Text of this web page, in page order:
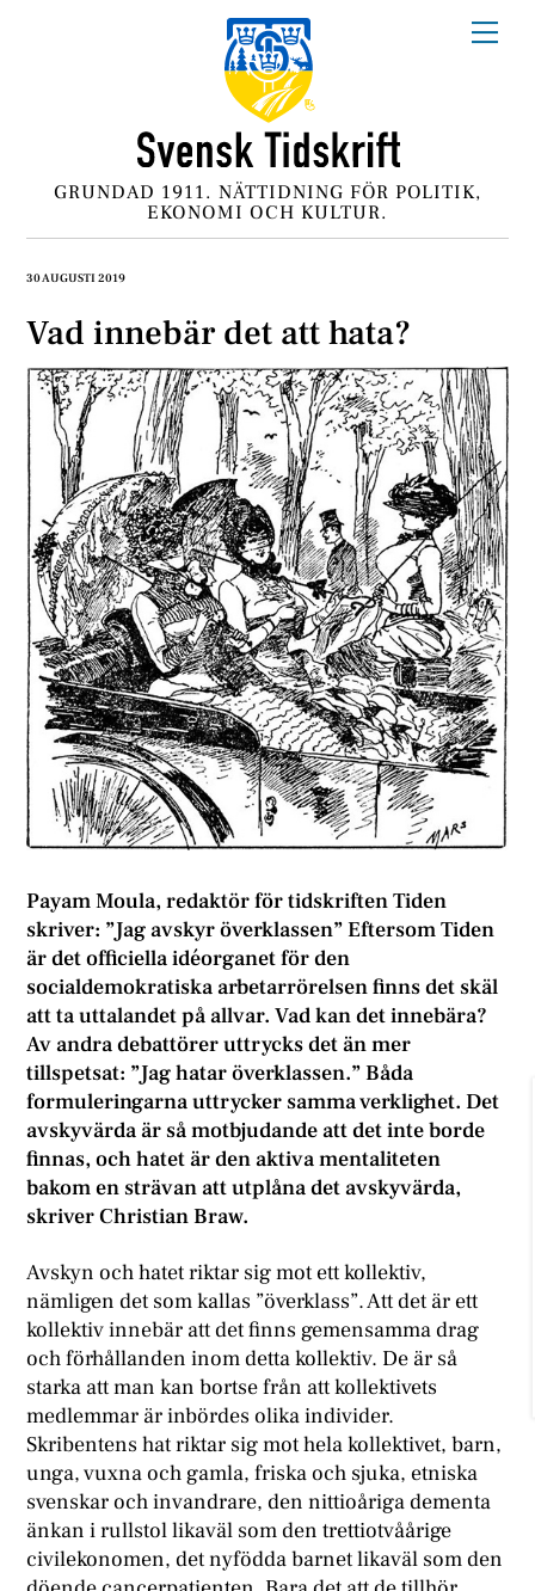
GRUNDAD 1911. NÄTTIDNING FÖR POLITIK,
EKONOMI OCH KULTUR.
30 AUGUSTI 2019
Vad innebär det att hata?
Payam Moula, redaktör för tidskriften Tiden
skriver: ”Jag avskyr överklassen” Eftersom Tiden
är det officiella idéorganet för den
socialdemokratiska arbetarrörelsen finns det skäl
att ta uttalandet på allvar. Vad kan det innebära?
Av andra debattörer uttrycks det än mer
tillspetsat: ”Jag hatar överklassen.” Båda
formuleringarna uttrycker samma verklighet. Det
avskyvärda är så motbjudande att det inte borde
finnas, och hatet är den aktiva mentaliteten
bakom en strävan att utplåna det avskyvärda,
skriver Christian Braw.
Avskyn och hatet riktar sig mot ett kollektiv,
nämligen det som kallas ”överklass”. Att det är ett
kollektiv innebär att det finns gemensamma drag
och förhållanden inom detta kollektiv. De är så
starka att man kan bortse från att kollektivets
medlemmar är inbördes olika individer.
Skribentens hat riktar sig mot hela kollektivet, barn,
unga, vuxna och gamla, friska och sjuka, etniska
svenskar och invandrare, den nittioåriga dementa
änkan i rullstol likaväl som den trettiotvåårige
civilekonomen, det nyfödda barnet likaväl som den